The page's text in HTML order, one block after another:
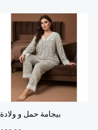
بيجامة حمل و ولادة